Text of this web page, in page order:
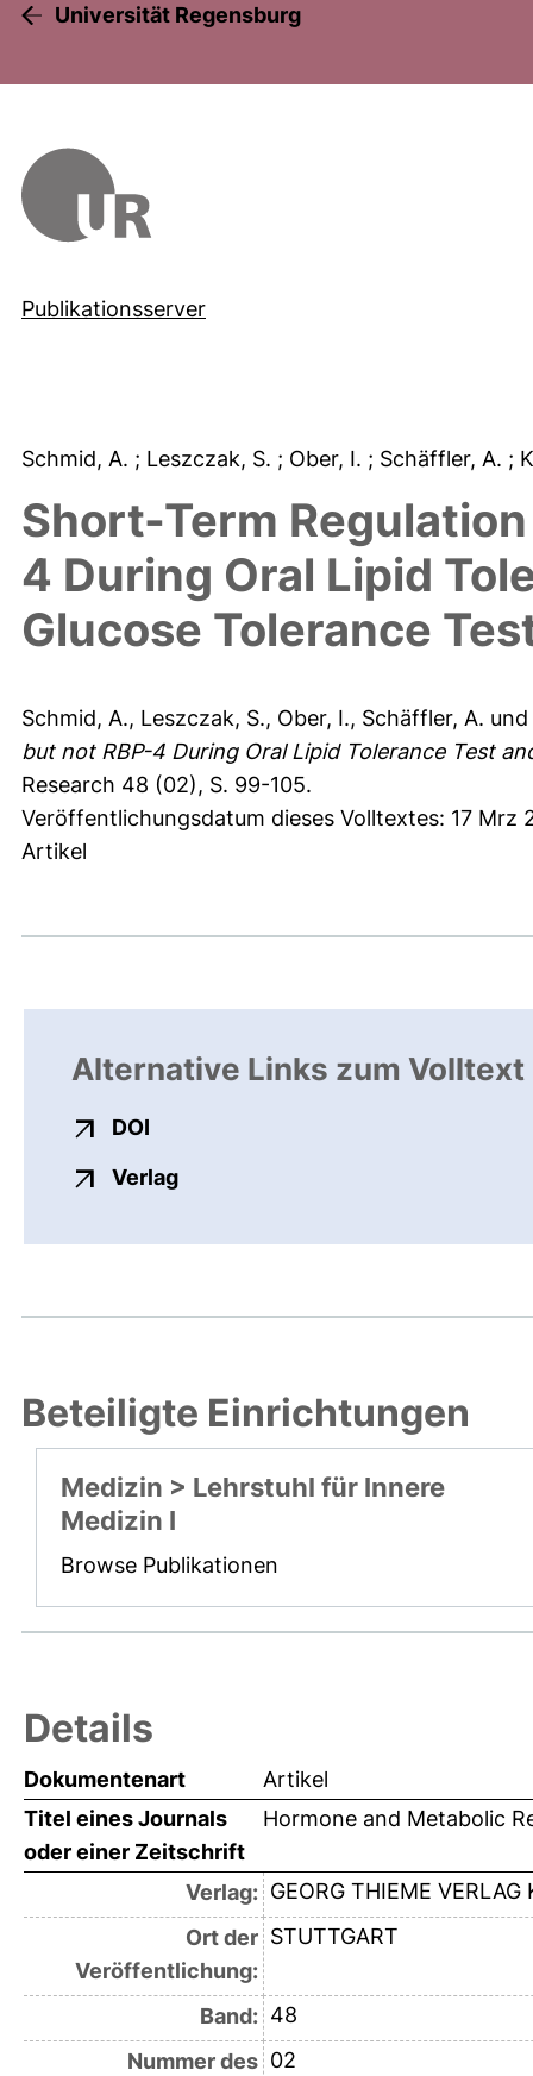
Universität Regensburg
Publikationsserver
Schmid, A. ; Leszczak, S. ; Ober, I. ; Schäffler, A. ;
Short-Term
4 During Oral Lipid
Glucose Tolerance
Schmid, A., Leszczak, S., Ober, I., Schäffler, A. und
but not RBP-4 During Oral Lipid Tolerance Test
Research 48 (02), S. 99-105.
Veröffentlichungsdatum dieses Volltextes: 17 Mrz
Artikel
Alternative Links zum Volltext
DOI
Verlagexterner Link, öffnet neues
Beteiligte Einrichtungen
Medizin > Lehrstuhl für Innere
Medizin I
Browse Publikationen
Details
Dokumentenart
Artikel
Titel eines Journals
oder einer Zeitschrift
Hormone and Metabolic
Verlag: GEORG THIEME VERLAG
Ort der
Veröffentlichung:
STUTTGART
Band: 48
Nummer des 02